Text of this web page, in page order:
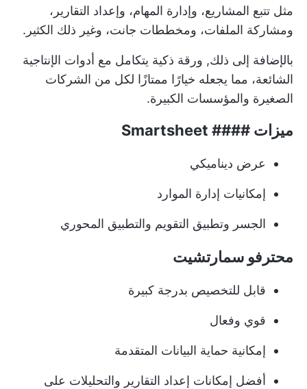
مثل تتبع المشاريع، وإدارة المهام، وإعداد التقارير،
ومشاركة الملفات، ومخططات جانت، وغير ذلك الكثير.
بالإضافة إلى ذلك, ورقة ذكية يتكامل مع أدوات الإنتاجية
الشائعة، مما يجعله خيارًا ممتازًا لكل من الشركات
الصغيرة والمؤسسات الكبيرة.
ميزات #### Smartsheet
عرض ديناميكي
إمكانيات إدارة الموارد
الجسر وتطبيق التقويم والتطبيق المحوري
محترفو سمارتشيت
قابل للتخصيص بدرجة كبيرة
قوي وفعال
إمكانية حماية البيانات المتقدمة
أفضل إمكانات إعداد التقارير والتحليلات على